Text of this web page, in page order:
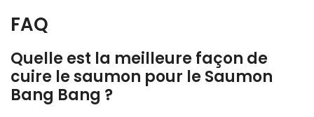
FAQ
Quelle est la meilleure façon de
cuire le saumon pour le Saumon
Bang Bang ?